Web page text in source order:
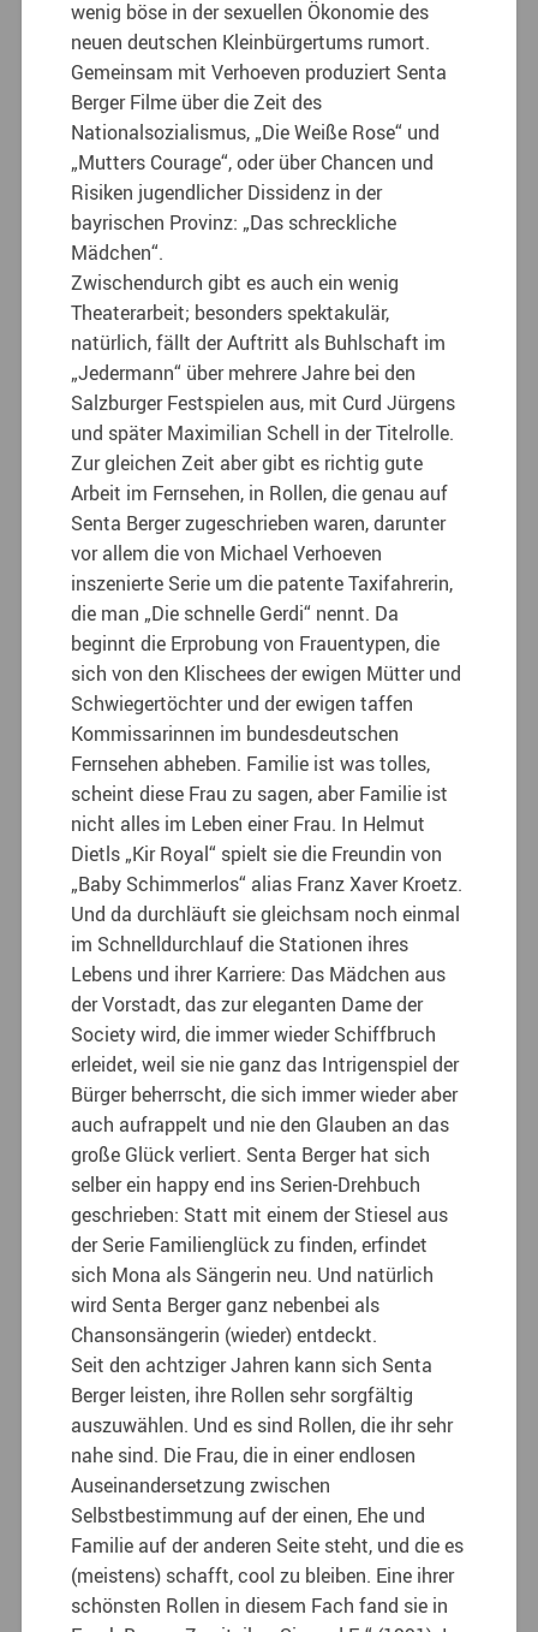
wenig böse in der sexuellen Ökonomie des
neuen deutschen Kleinbürgertums rumort.
Gemeinsam mit Verhoeven produziert Senta
Berger Filme über die Zeit des
Nationalsozialismus, „Die Weiße Rose“ und
„Mutters Courage“, oder über Chancen und
Risiken jugendlicher Dissidenz in der
bayrischen Provinz: „Das schreckliche
Mädchen“.
Zwischendurch gibt es auch ein wenig
Theaterarbeit; besonders spektakulär,
natürlich, fällt der Auftritt als Buhlschaft im
„Jedermann“ über mehrere Jahre bei den
Salzburger Festspielen aus, mit Curd Jürgens
und später Maximilian Schell in der Titelrolle.
Zur gleichen Zeit aber gibt es richtig gute
Arbeit im Fernsehen, in Rollen, die genau auf
Senta Berger zugeschrieben waren, darunter
vor allem die von Michael Verhoeven
inszenierte Serie um die patente Taxifahrerin,
die man „Die schnelle Gerdi“ nennt. Da
beginnt die Erprobung von Frauentypen, die
sich von den Klischees der ewigen Mütter und
Schwiegertöchter und der ewigen taffen
Kommissarinnen im bundesdeutschen
Fernsehen abheben. Familie ist was tolles,
scheint diese Frau zu sagen, aber Familie ist
nicht alles im Leben einer Frau. In Helmut
Dietls „Kir Royal“ spielt sie die Freundin von
„Baby Schimmerlos“ alias Franz Xaver Kroetz.
Und da durchläuft sie gleichsam noch einmal
im Schnelldurchlauf die Stationen ihres
Lebens und ihrer Karriere: Das Mädchen aus
der Vorstadt, das zur eleganten Dame der
Society wird, die immer wieder Schiffbruch
erleidet, weil sie nie ganz das Intrigenspiel der
Bürger beherrscht, die sich immer wieder aber
auch aufrappelt und nie den Glauben an das
große Glück verliert. Senta Berger hat sich
selber ein happy end ins Serien-Drehbuch
geschrieben: Statt mit einem der Stiesel aus
der Serie Familienglück zu finden, erfindet
sich Mona als Sängerin neu. Und natürlich
wird Senta Berger ganz nebenbei als
Chansonsängerin (wieder) entdeckt.
Seit den achtziger Jahren kann sich Senta
Berger leisten, ihre Rollen sehr sorgfältig
auszuwählen. Und es sind Rollen, die ihr sehr
nahe sind. Die Frau, die in einer endlosen
Auseinandersetzung zwischen
Selbstbestimmung auf der einen, Ehe und
Familie auf der anderen Seite steht, und die es
(meistens) schafft, cool zu bleiben. Eine ihrer
schönsten Rollen in diesem Fach fand sie in